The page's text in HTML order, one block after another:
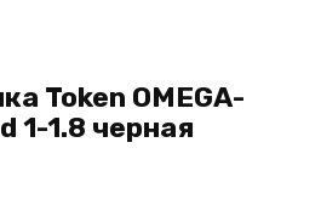
Token OMEGA-
1-1.8 черная